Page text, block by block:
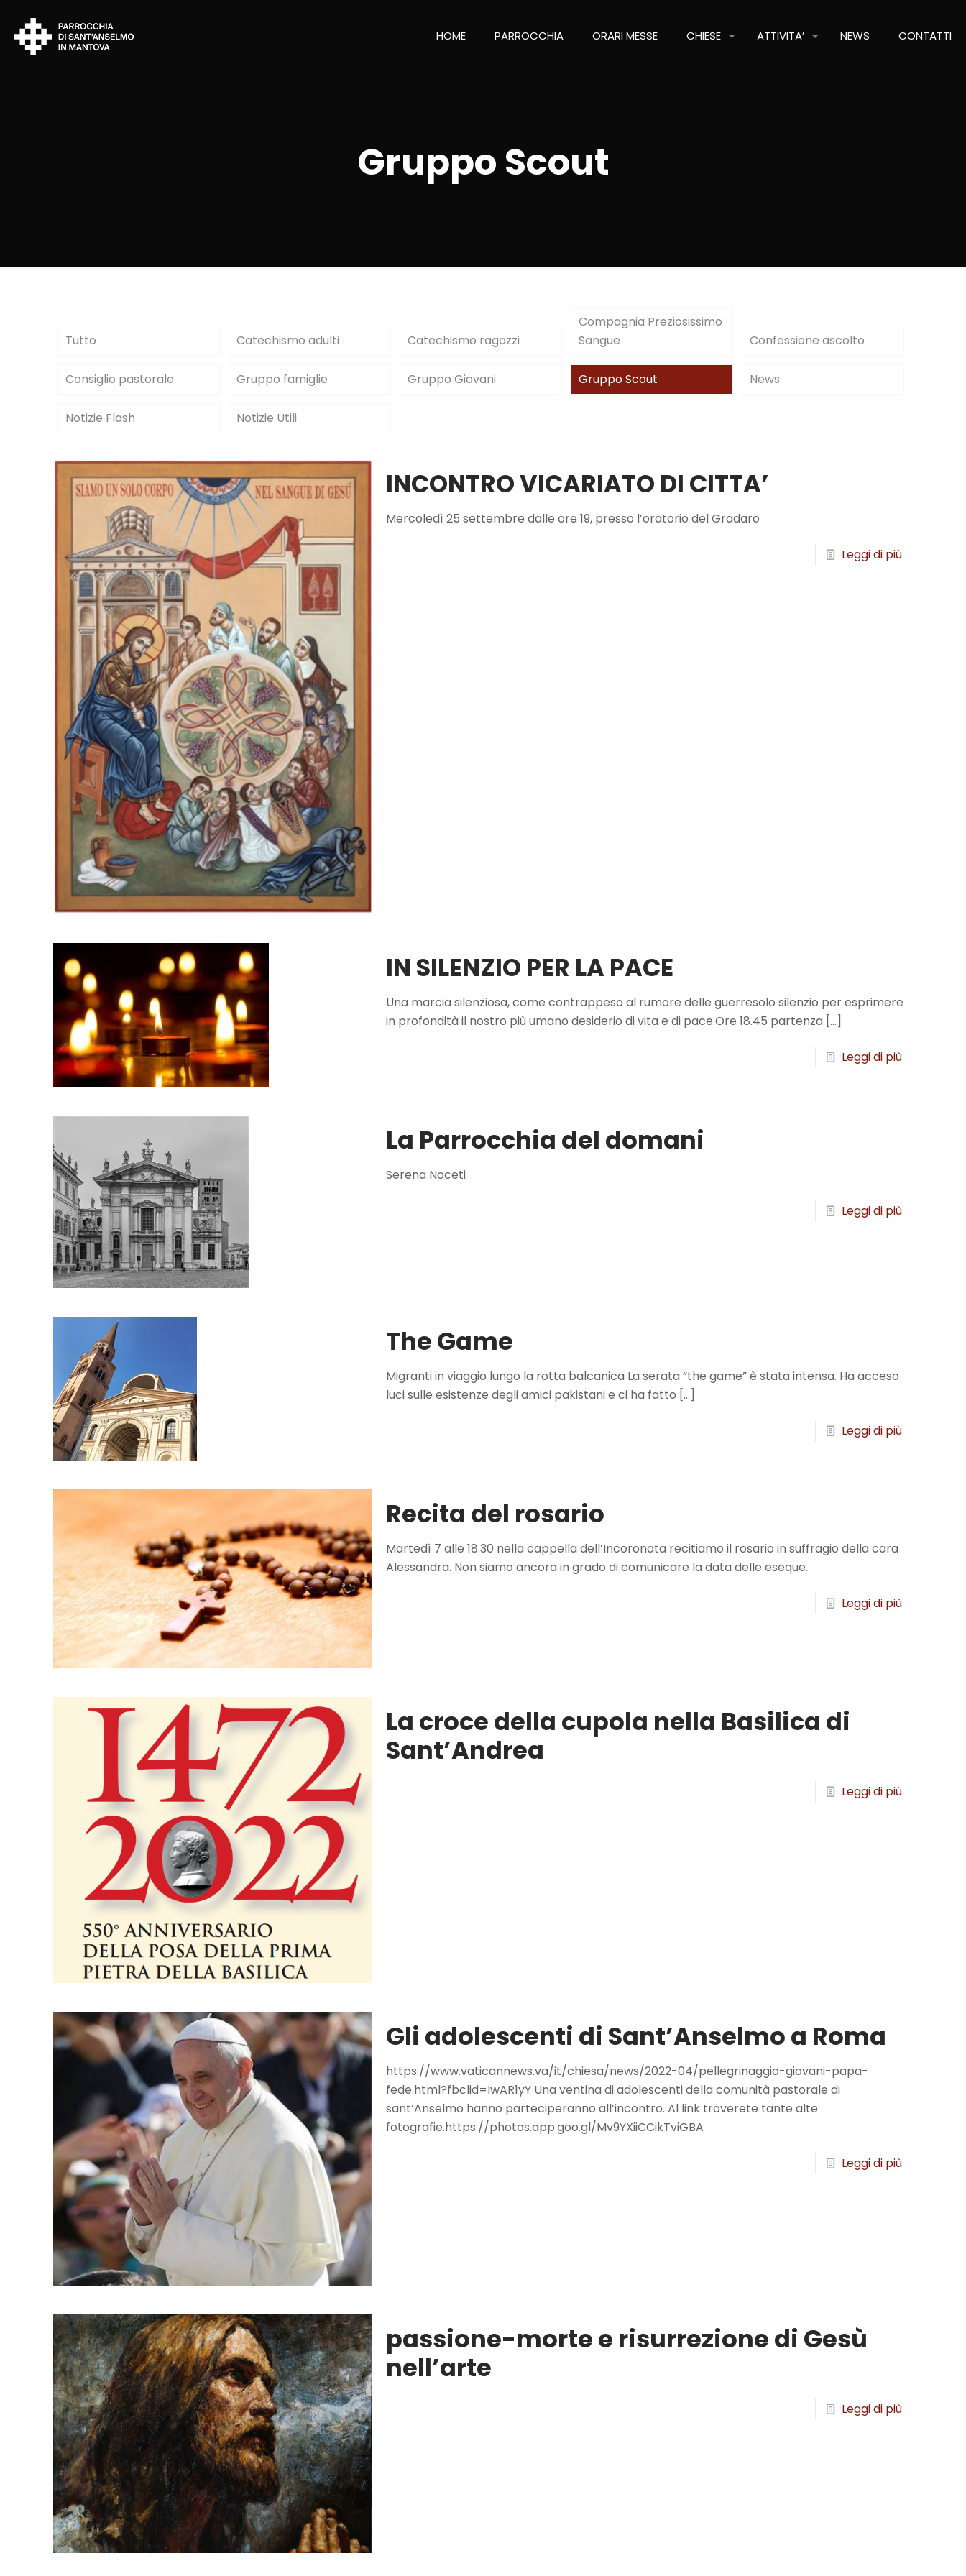
HOME PARROCCHIA ORARI MESSE CHIESE ATTIVITA’ NEWS CONTATTI
Gruppo Scout
Tutto Catechismo adulti Catechismo ragazzi
Compagnia Preziosissimo
Sangue
Confessione ascolto
Consiglio pastorale Gruppo famiglie Gruppo Giovani Gruppo Scout News
Notizie Flash Notizie Utili
INCONTRO VICARIATO DI CITTA’
Mercoledì 25 settembre dalle ore 19, presso l’oratorio del Gradaro
Leggi di più
IN SILENZIO PER LA PACE
Una marcia silenziosa, come contrappeso al rumore delle guerresolo silenzio per esprimere
in profondità il nostro più umano desiderio di vita e di pace.Ore 18.45 partenza […]
Leggi di più
La Parrocchia del domani
Serena Noceti
Leggi di più
The Game
Migranti in viaggio lungo la rotta balcanica La serata “the game” è stata intensa. Ha acceso
luci sulle esistenze degli amici pakistani e ci ha fatto […]
Leggi di più
Recita del rosario
Martedì 7 alle 18.30 nella cappella dell’Incoronata recitiamo il rosario in suffragio della cara
Alessandra. Non siamo ancora in grado di comunicare la data delle eseque.
Leggi di più
La croce della cupola nella Basilica di
Sant’Andrea
Leggi di più
Gli adolescenti di Sant’Anselmo a Roma
https://www.vaticannews.va/it/chiesa/news/2022-04/pellegrinaggio-giovani-papa-
fede.html?fbclid=IwAR1yY Una ventina di adolescenti della comunità pastorale di
sant’Anselmo hanno parteciperanno all’incontro. Al link troverete tante alte
fotografie.https://photos.app.goo.gl/Mv9YXiiCCikTviGBA
Leggi di più
passione-morte e risurrezione di Gesù
nell’arte
Leggi di più